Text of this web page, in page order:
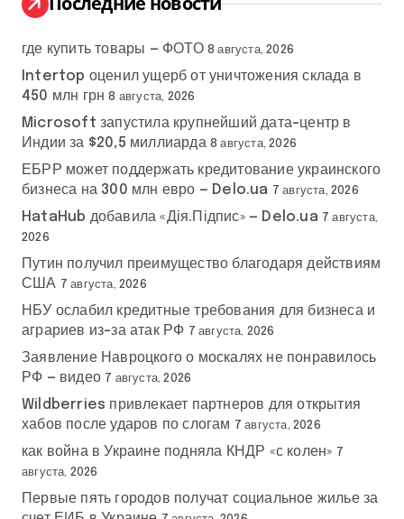
где купить товары — ФОТО 8 августа, 2026
Intertop оценил ущерб от уничтожения склада в
450 млн грн 8 августа, 2026
Microsoft запустила крупнейший дата-центр в
Индии за $20,5 миллиарда 8 августа, 2026
ЕБРР может поддержать кредитование украинского
бизнеса на 300 млн евро — Delo.ua 7 августа, 2026
HataHub добавила «Дія.Підпис» — Delo.ua 7 августа,
2026
Путин получил преимущество благодаря действиям
США 7 августа, 2026
НБУ ослабил кредитные требования для бизнеса и
аграриев из-за атак РФ 7 августа, 2026
Заявление Навроцкого о москалях не понравилось
РФ — видео 7 августа, 2026
Wildberries привлекает партнеров для открытия
хабов после ударов по слогам 7 августа, 2026
как война в Украине подняла КНДР «с колен» 7
августа, 2026
Первые пять городов получат социальное жилье за